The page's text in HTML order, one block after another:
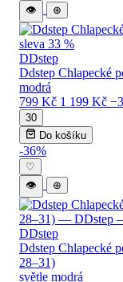
👁
⊕
DDstep
Ddstep
modrá
799 Kč 1 199 Kč
30
Do košíku
-36%
♡
👁
⊕
DDstep
Ddstep Chlapecké
28–31)
světle modrá